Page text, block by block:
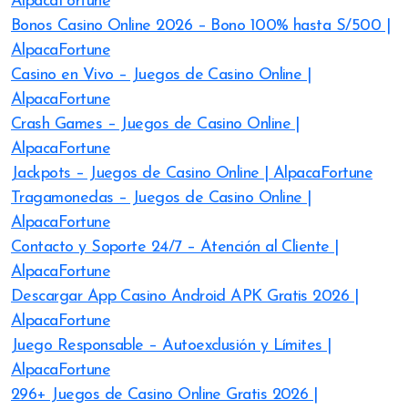
Bonos Casino Online 2026 – Bono 100% hasta S/500 |
AlpacaFortune
Casino en Vivo – Juegos de Casino Online |
AlpacaFortune
Crash Games – Juegos de Casino Online |
AlpacaFortune
Jackpots – Juegos de Casino Online | AlpacaFortune
Tragamonedas – Juegos de Casino Online |
AlpacaFortune
Contacto y Soporte 24/7 – Atención al Cliente |
AlpacaFortune
Descargar App Casino Android APK Gratis 2026 |
AlpacaFortune
Juego Responsable – Autoexclusión y Límites |
AlpacaFortune
296+ Juegos de Casino Online Gratis 2026 |